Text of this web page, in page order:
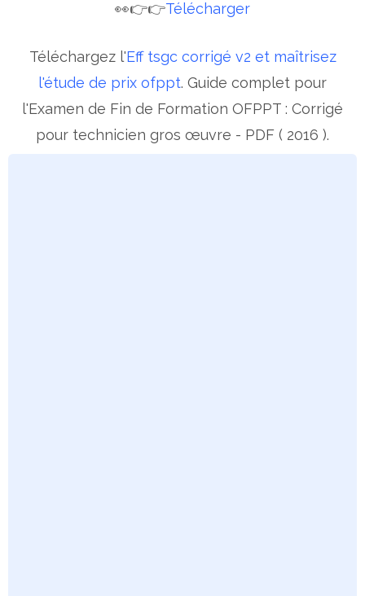
👀👉👉Télécharger
Téléchargez l'Eff tsgc corrigé v2 et maîtrisez
l'étude de prix ofppt. Guide complet pour
l'Examen de Fin de Formation OFPPT : Corrigé
pour technicien gros œuvre - PDF ( 2016 ).